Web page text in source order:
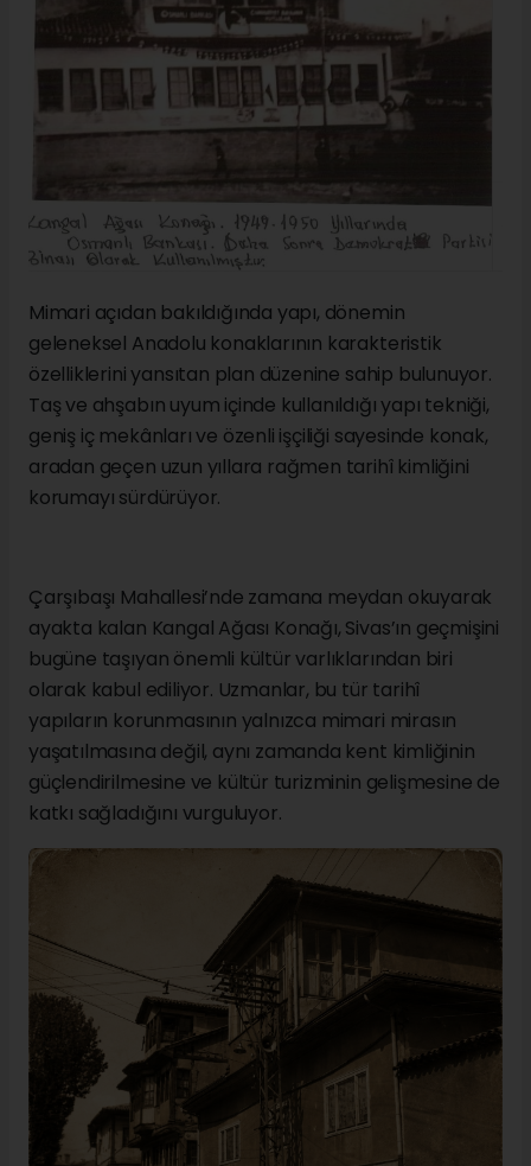
Mimari açıdan bakıldığında yapı, dönemin
geleneksel Anadolu konaklarının karakteristik
özelliklerini yansıtan plan düzenine sahip bulunuyor.
Taş ve ahşabın uyum içinde kullanıldığı yapı tekniği,
geniş iç mekânları ve özenli işçiliği sayesinde konak,
aradan geçen uzun yıllara rağmen tarihî kimliğini
korumayı sürdürüyor.
Çarşıbaşı Mahallesi’nde zamana meydan okuyarak
ayakta kalan Kangal Ağası Konağı, Sivas’ın geçmişini
bugüne taşıyan önemli kültür varlıklarından biri
olarak kabul ediliyor. Uzmanlar, bu tür tarihî
yapıların korunmasının yalnızca mimari mirasın
yaşatılmasına değil, aynı zamanda kent kimliğinin
güçlendirilmesine ve kültür turizminin gelişmesine de
katkı sağladığını vurguluyor.